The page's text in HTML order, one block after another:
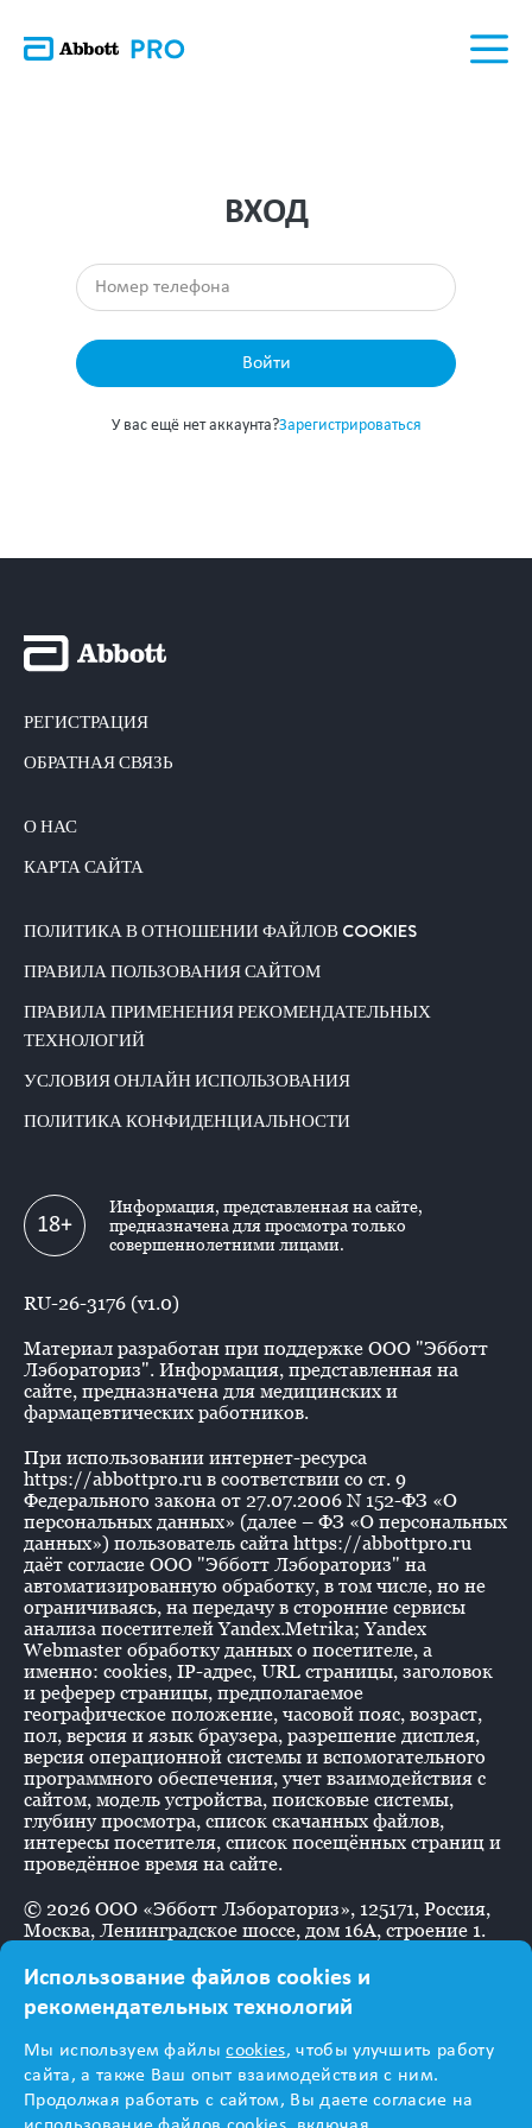
ВХОД
Войти
У вас ещё нет аккаунта?Зарегистрироваться
РЕГИСТРАЦИЯ
ОБРАТНАЯ СВЯЗЬ
О НАС
КАРТА САЙТА
ПОЛИТИКА В ОТНОШЕНИИ ФАЙЛОВ COOKIES
ПРАВИЛА ПОЛЬЗОВАНИЯ САЙТОМ
ПРАВИЛА ПРИМЕНЕНИЯ РЕКОМЕНДАТЕЛЬНЫХ
ТЕХНОЛОГИЙ
УСЛОВИЯ ОНЛАЙН ИСПОЛЬЗОВАНИЯ
ПОЛИТИКА КОНФИДЕНЦИАЛЬНОСТИ
18+
Информация, представленная на сайте,
предназначена для просмотра только
совершеннолетними лицами.
RU-26-3176 (v1.0)
Материал разработан при поддержке ООО "Эбботт
Лэбораториз". Информация, представленная на
сайте, предназначена для медицинских и
фармацевтических работников.
При использовании интернет-ресурса
https://abbottpro.ru в соответствии со ст. 9
Федерального закона от 27.07.2006 N 152-ФЗ «О
персональных данных» (далее – ФЗ «О персональных
данных») пользователь сайта https://abbottpro.ru
даёт согласие ООО "Эбботт Лэбораториз" на
автоматизированную обработку, в том числе, но не
ограничиваясь, на передачу в сторонние сервисы
анализа посетителей Yandex.Metrika; Yandex
Webmaster обработку данных о посетителе, а
именно: cookies, IP-адрес, URL страницы, заголовок
и реферер страницы, предполагаемое
географическое положение, часовой пояс, возраст,
пол, версия и язык браузера, разрешение дисплея,
версия операционной системы и вспомогательного
программного обеспечения, учет взаимодействия с
сайтом, модель устройства, поисковые системы,
глубину просмотра, список скачанных файлов,
интересы посетителя, список посещённых страниц и
проведённое время на сайте.
© 2026 ООО «Эбботт Лэбораториз», 125171, Россия,
Москва, Ленинградское шоссе, дом 16А, строение 1.
Информация
предназначена для
Использование файлов cookies и
рекомендательных технологий
Мы используем файлыcookies, чтобы улучшить работу
сайта, а также Ваш опыт взаимодействия с ним.
Продолжая работать с сайтом, Вы даете согласие на